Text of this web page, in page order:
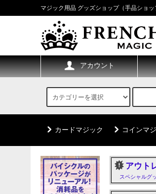
マジック用品 グッズショップ（手品ショ
アカウント
カードマジック コインマ
アウト
スペシャルグ